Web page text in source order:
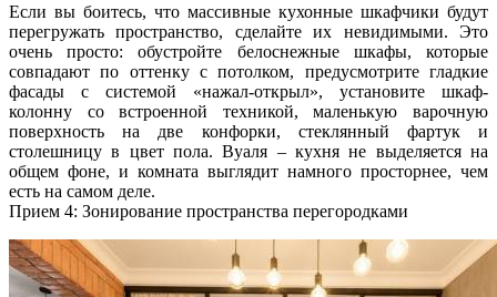
Если вы боитесь, что массивные кухонные шкафчики будут
перегружать пространство, сделайте их невидимыми. Это
очень просто: обустройте белоснежные шкафы, которые
совпадают по оттенку с потолком, предусмотрите гладкие
фасады с системой «нажал-открыл», установите шкаф-
колонну со встроенной техникой, маленькую варочную
поверхность на две конфорки, стеклянный фартук и
столешницу в цвет пола. Вуаля – кухня не выделяется на
общем фоне, и комната выглядит намного просторнее, чем
есть на самом деле.
Прием 4: Зонирование пространства перегородками